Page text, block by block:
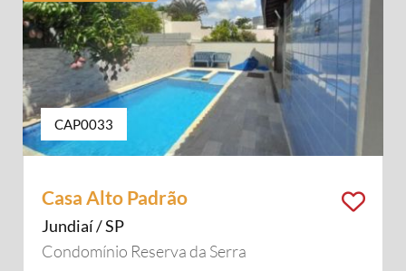
CAP0033
Casa Alto Padrão
Jundiaí / SP
Condomínio Reserva da Serra